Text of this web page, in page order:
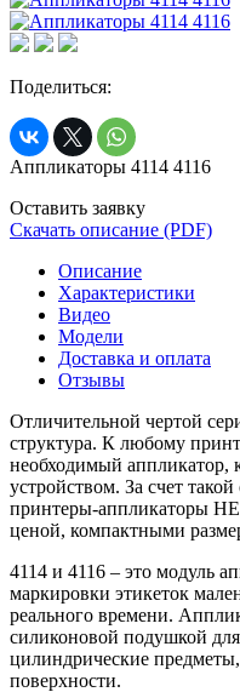
Поделиться:
Аппликаторы 4114 4116
Оставить заявку
Скачать описание (PDF)
Описание
Характеристики
Видео
Модели
Доставка и оплата
Отзывы
Отличительной чертой
структура. К любому
необходимый аппликатор,
устройством. За счет
принтеры-аппликаторы
ценой, компактными
4114 и 4116 – это модуль
маркировки этикеток
реального времени.
силиконовой подушкой
цилиндрические
поверхности.